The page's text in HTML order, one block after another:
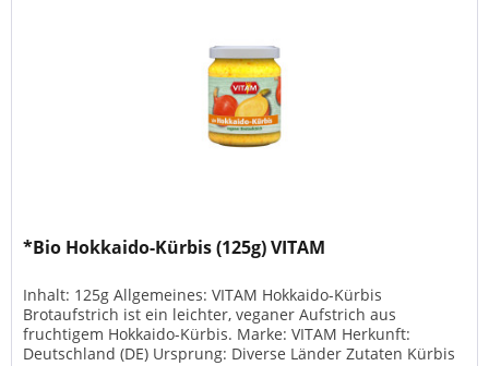
*Bio Hokkaido-Kürbis (125g) VITAM
Inhalt: 125g Allgemeines: VITAM Hokkaido-Kürbis
Brotaufstrich ist ein leichter, veganer Aufstrich aus
fruchtigem Hokkaido-Kürbis. Marke: VITAM Herkunft:
Deutschland (DE) Ursprung: Diverse Länder Zutaten Kürbis